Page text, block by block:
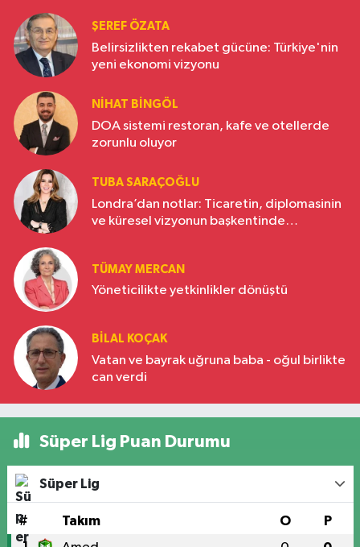
ŞEREF ÖZATA
Belirsizlikten rekabet gücüne: Türkiye'nin
yeni ekonomi vizyonu
NIHAT BINGÖL
DOA sistemi restoran, kafe ve otellerde
zorunlu oluyor
TUBA SARAÇOĞLU
Londra’dan notlar: Ticaretin, diplomasinin
ve küresel vizyonun başkentinde
TÜMAY MERCAN
Yöneticilikte yetkinlikler dönüştü
BILAL KOÇAK
Vatan ve bayrak uğruna baba - oğul birlikte
can verdi
Süper Lig Puan Durumu
Süper Lig
# Takım O P